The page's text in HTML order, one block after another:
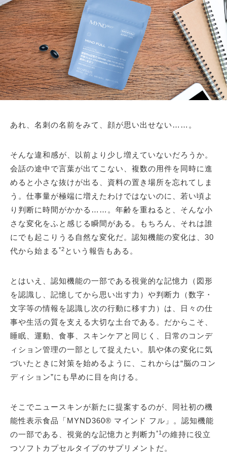
あれ、名刺の名前をみて、顔が思い出せない……。
そんな違和感が、以前より少し増えていないだろうか。
会話の途中で言葉が出てこない、複数の用件を同時に進
めると小さな抜けが出る、資料の置き場所を忘れてしま
う。仕事量が極端に増えたわけではないのに、若い頃よ
り判断に時間がかかる……。年齢を重ねると、そんな小
さな変化をふと感じる瞬間がある。もちろん、それは誰
にでも起こりうる自然な変化だ。認知機能の変化は、30
代から始まる *2 という報告もある。
とはいえ、認知機能の一部である視覚的な記憶力（図形
を認識し、記憶してから思い出す力）や判断力（数字・
文字等の情報を認識し次の行動に移す力）は、日々の仕
事や生活の質を支える大切な土台である。だからこそ、
睡眠、運動、食事、スキンケアと同じく、日常のコンデ
ィション管理の一部として捉えたい。肌や体の変化に気
づいたときに対策を始めるように、これからは“脳のコン
ディション”にも早めに目を向ける。
そこでニュースキンが新たに提案するのが、同社初の機
能性表示食品「MYND360® マインド フル」。認知機能
の一部である、視覚的な記憶力と判断力 *1 の維持に役立
つソフトカプセルタイプのサプリメントだ。